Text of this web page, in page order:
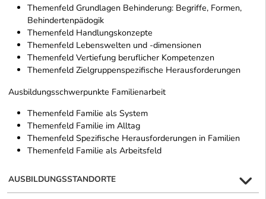
Themenfeld Grundlagen Behinderung: Begriffe, Formen,
Behindertenpädogik
Themenfeld Handlungskonzepte
Themenfeld Lebenswelten und -dimensionen
Themenfeld Vertiefung beruflicher Kompetenzen
Themenfeld Zielgruppenspezifische Herausforderungen
Ausbildungsschwerpunkte Familienarbeit
Themenfeld Familie als System
Themenfeld Familie im Alltag
Themenfeld Spezifische Herausforderungen in Familien
Themenfeld Familie als Arbeitsfeld
AUSBILDUNGSSTANDORTE